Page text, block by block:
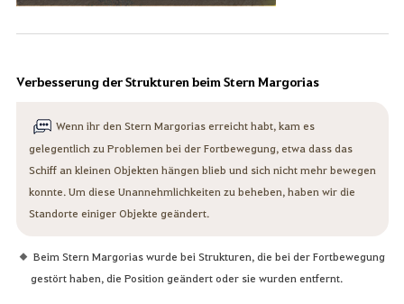
Verbesserung der Strukturen beim Stern Margorias
Wenn ihr den Stern Margorias erreicht habt, kam es
gelegentlich zu Problemen bei der Fortbewegung, etwa dass das
Schiff an kleinen Objekten hängen blieb und sich nicht mehr bewegen
konnte. Um diese Unannehmlichkeiten zu beheben, haben wir die
Standorte einiger Objekte geändert.
Beim Stern Margorias wurde bei Strukturen, die bei der Fortbewegung
gestört haben, die Position geändert oder sie wurden entfernt.